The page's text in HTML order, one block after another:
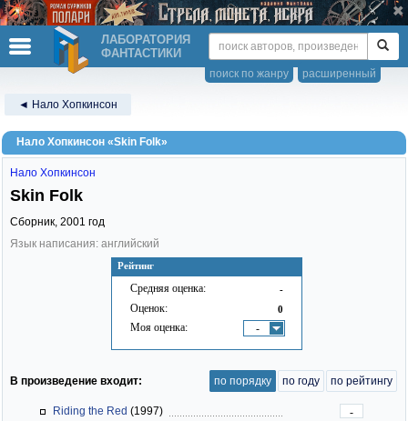
ЛАБОРАТОРИЯ
ФАНТАСТИКИ
расширенный
поиск по жанру
◄ Нало Хопкинсон
Нало Хопкинсон «Skin Folk»
Рейтинг
Средняя оценка: -
Оценок: 0
Моя оценка: -
Нало Хопкинсон
Skin Folk
Сборник, 2001 год
Язык написания: английский
В произведение входит: по порядку по году по рейтингу
Riding the Red (1997)
-